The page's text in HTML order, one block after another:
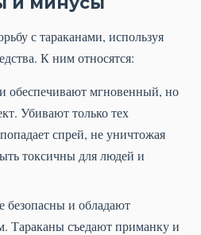
с тараканами, используя
К ним относятся:
обеспечивают мгновенный, но
Убивают только тех
спрей, не уничтожая
токсичны для людей и
безопасны и обладают
Тараканы съедают приманку и